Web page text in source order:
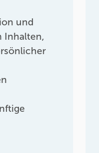
und
Inhalten,